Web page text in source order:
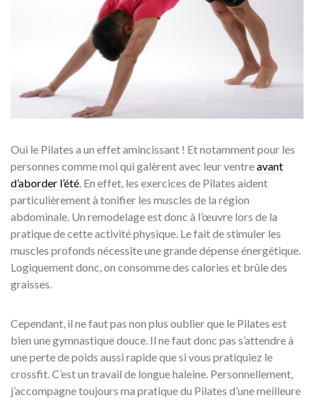
Oui le Pilates a un effet amincissant ! Et notamment pour les
personnes comme moi qui galèrent avec leur ventreavant
d’aborder l’été. En effet, les exercices de Pilates aident
particulièrement à tonifier les muscles de la région
abdominale. Un remodelage est donc à l’œuvre lors de la
pratique de cette activité physique. Le fait de stimuler les
muscles profonds nécessite une grande dépense énergétique.
Logiquement donc, on consomme des calories et brûle des
graisses.
Cependant, il ne faut pas non plus oublier que le Pilates est
bien une gymnastique douce. Il ne faut donc pas s’attendre à
une perte de poids aussi rapide que si vous pratiquiez le
crossfit. C’est un travail de longue haleine. Personnellement,
j’accompagne toujours ma pratique du Pilates d’une meilleure